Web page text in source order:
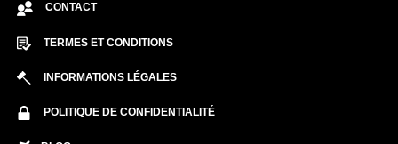
CONTACT
TERMES ET CONDITIONS
INFORMATIONS LÉGALES
POLITIQUE DE CONFIDENTIALITÉ